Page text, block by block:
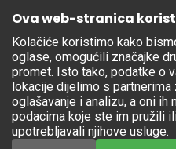
Apple
Store
Ova web-stranica
Kolačiće koristimo kako
oglase, omogućili značajke
promet. Isto tako, podatke o
lokacije dijelimo s partnerima
oglašavanje i analizu, a oni
podacima koje ste im pružili
upotrebljavali njihove usluge.